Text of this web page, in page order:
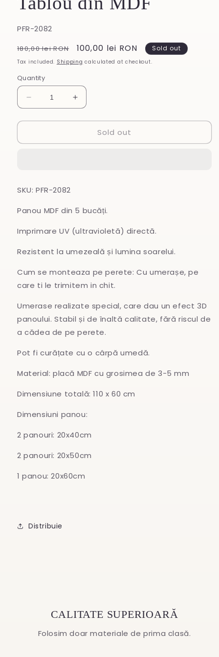
SKU:
PFR-2082
Regular
price
180,00 lei RON
Sale
price
100,00 lei RON Sold out
Tax included. Shipping calculated at checkout.
Quantity
Decrease
quantity
for
din
Increase
quantity
for
Tablou
din
Sold out
SKU: PFR-2082
Panou MDF din 5 bucăți.
Imprimare UV (ultravioletă) directă.
Rezistent la umezeală și lumina soarelui.
Cum se monteaza pe perete: Cu umerașe, pe
care ti le trimitem in chit.
Umerase realizate special, care dau un efect 3D
panoului. Stabil și de înaltă calitate, fără riscul de
a cădea de pe perete.
Pot fi curățate cu o cârpă umedă.
Material: placă MDF cu grosimea de 3-5 mm
Dimensiune totală: 110 x 60 cm
Dimensiuni panou:
2 panouri: 20x40cm
2 panouri: 20x50cm
1 panou: 20x60cm
Distribuie
CALITATE SUPERIOARĂ
Folosim doar materiale de prima clasă.